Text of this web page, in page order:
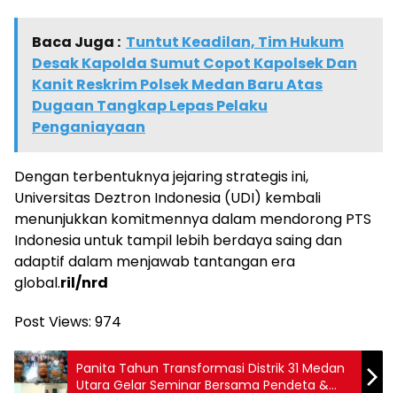
Baca Juga : Tuntut Keadilan, Tim Hukum
Desak Kapolda Sumut Copot Kapolsek Dan
Kanit Reskrim Polsek Medan Baru Atas
Dugaan Tangkap Lepas Pelaku
Penganiayaan
Dengan terbentuknya jejaring strategis ini,
Universitas Deztron Indonesia (UDI) kembali
menunjukkan komitmennya dalam mendorong PTS
Indonesia untuk tampil lebih berdaya saing dan
adaptif dalam menjawab tantangan era
global.ril/nrd
Post Views: 974
Panita Tahun Transformasi Distrik 31 Medan
Utara Gelar Seminar Bersama Pendeta &